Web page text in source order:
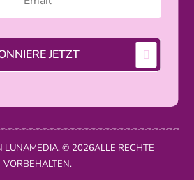
JETZT
LUNAMEDIA. © 2026ALLE RECHTE
VORBEHALTEN.